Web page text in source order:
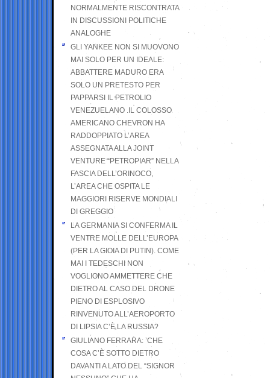
NORMALMENTE RISCONTRATA
IN DISCUSSIONI POLITICHE
ANALOGHE
GLI YANKEE NON SI MUOVONO
MAI SOLO PER UN IDEALE:
ABBATTERE MADURO ERA
SOLO UN PRETESTO PER
PAPPARSI IL PETROLIO
VENEZUELANO .IL COLOSSO
AMERICANO CHEVRON HA
RADDOPPIATO L’AREA
ASSEGNATA ALLA JOINT
VENTURE “PETROPIAR” NELLA
FASCIA DELL’ORINOCO,
L’AREA CHE OSPITA LE
MAGGIORI RISERVE MONDIALI
DI GREGGIO
LA GERMANIA SI CONFERMA IL
VENTRE MOLLE DELL’EUROPA
(PER LA GIOIA DI PUTIN). COME
MAI I TEDESCHI NON
VOGLIONO AMMETTERE CHE
DIETRO AL CASO DEL DRONE
PIENO DI ESPLOSIVO
RINVENUTO ALL’AEROPORTO
DI LIPSIA C’È LA RUSSIA?
GIULIANO FERRARA: ’CHE
COSA C’È SOTTO DIETRO
DAVANTI A LATO DEL “SIGNOR